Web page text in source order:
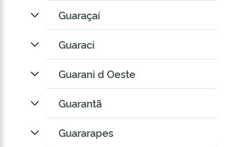
Guaraçaí
Guaraci
Guarani d Oeste
Guarantã
Guararapes